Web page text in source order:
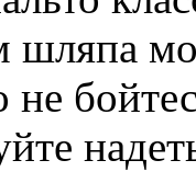
шляпа
не